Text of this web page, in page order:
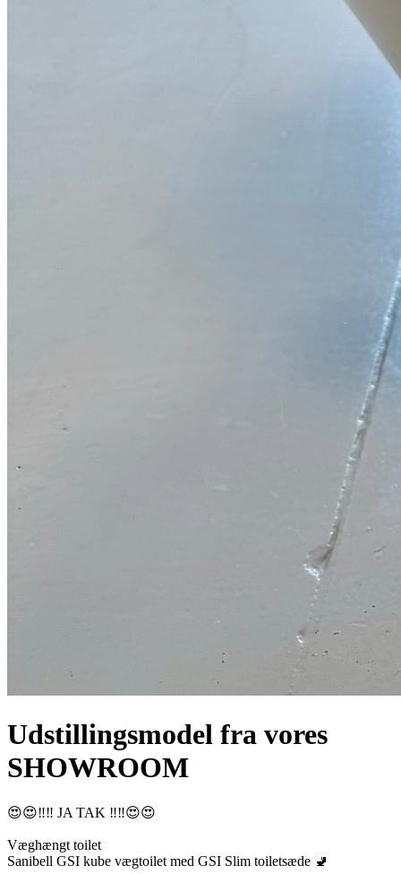
Udstillingsmodel fra vores
SHOWROOM
😍😍‼️‼️ JA TAK ‼️‼️😍😍
Væghængt toilet
Sanibell GSI kube vægtoilet med GSI Slim toiletsæde 🚽